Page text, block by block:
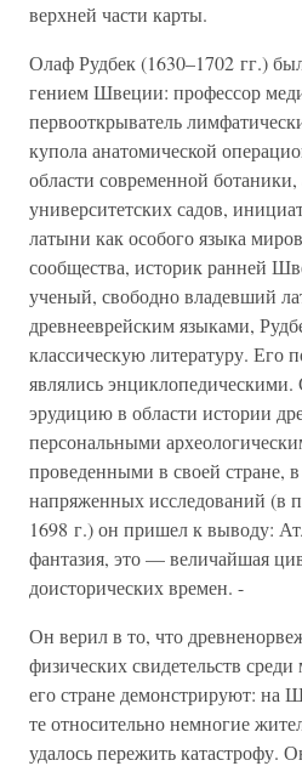
верхней части карты.
Олаф Рудбек (1630–1702 гг.)
гением Швеции: профессор
первооткрыватель
купола анатомической
области современной
университетских садов,
латыни как особого языка
сообщества, историк ранней
ученый, свободно владевший
древнееврейским языками,
классическую литературу. Его
являлись
эрудицию в области истории
персональными
проведенными в своей стране, в
напряженных исследований (в
1698 г.) он пришел к выводу:
фантазия, это — величайшая
доисторических времен. -
Он верил в то, что
физических свидетельств
его стране демонстрируют: на
те относительно немногие
удалось пережить катастрофу.